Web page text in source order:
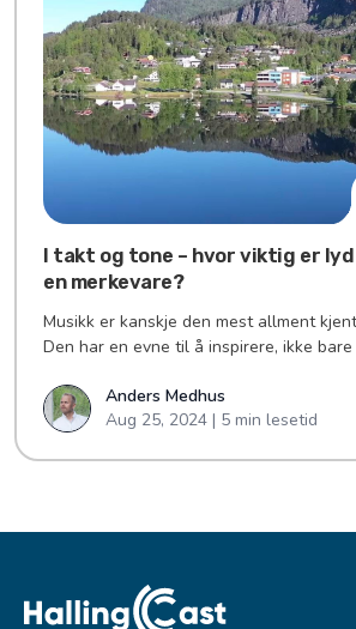
I takt og tone – hvor viktig er
en merkevare?
Musikk er kanskje den mest allment
Den har en evne til å inspirere, ikke
Anders Medhus
Aug 25, 2024 | 5 min lesetid